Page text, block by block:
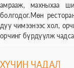
амрааж, махныхаа
болгодог.Мөн
дуу чимээнээс хол,
орчинг бүрдүүлж
ХҮЧИН ЧАДАЛ